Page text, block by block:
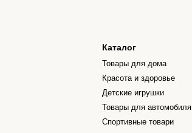
Каталог
Товары для дома
Красота и здоровье
Детские игрушки
Товары для автомобиля
Спортивные товари